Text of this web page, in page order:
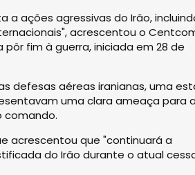
ações agressivas do Irão,
acrescentou o
fim à guerra, iniciada em 28 de
defesas aéreas iranianas, uma
uma clara ameaça para
comando.
acrescentou que "continuará a
do Irão durante o atual